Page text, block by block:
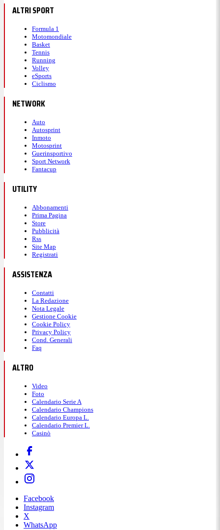
ALTRI SPORT
Formula 1
Motomondiale
Basket
Tennis
Running
Volley
eSports
Ciclismo
NETWORK
Auto
Autosprint
Inmoto
Motosprint
Guerinsportivo
Sport Network
Fantacup
UTILITY
Abbonamenti
Prima Pagina
Store
Pubblicità
Rss
Site Map
Registrati
ASSISTENZA
Contatti
La Redazione
Nota Legale
Gestione Cookie
Cookie Policy
Privacy Policy
Cond. Generali
Faq
ALTRO
Video
Foto
Calendario Serie A
Calendario Champions
Calendario Europa L.
Calendario Premier L.
Casinò
Facebook
Instagram
X
WhatsApp